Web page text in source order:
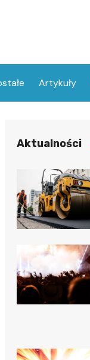
Artykuły
Aktualności